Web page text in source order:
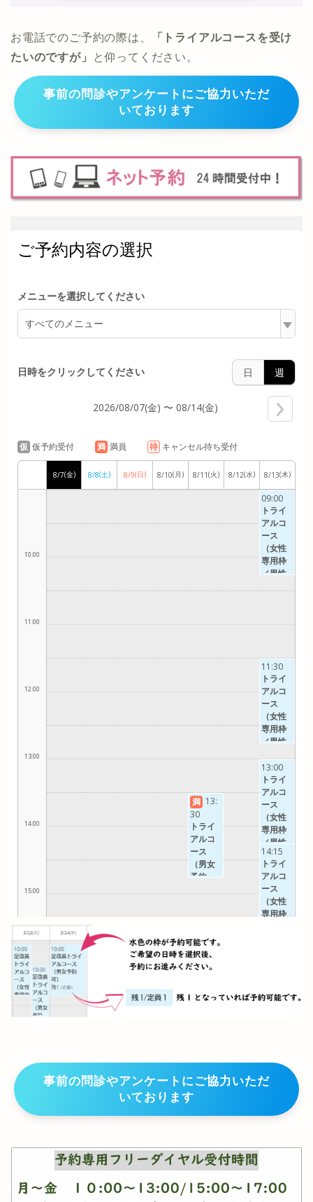
お電話でのご予約の際は、
「トライアルコースを受け
たいのですが」
と仰ってください。
事前の問診やアンケートにご協力いただ
いております
事前の問診やアンケートにご協力いただ
いております